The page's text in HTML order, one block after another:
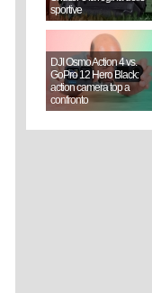
sportive
DJI Osmo Action 4 vs.
GoPro 12 Hero Black:
action camera top a
confronto